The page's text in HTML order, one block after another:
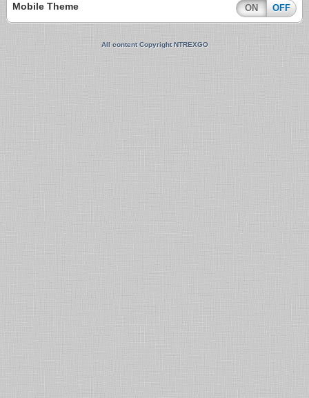
Mobile Theme ON OFF
All content Copyright NTREXGO